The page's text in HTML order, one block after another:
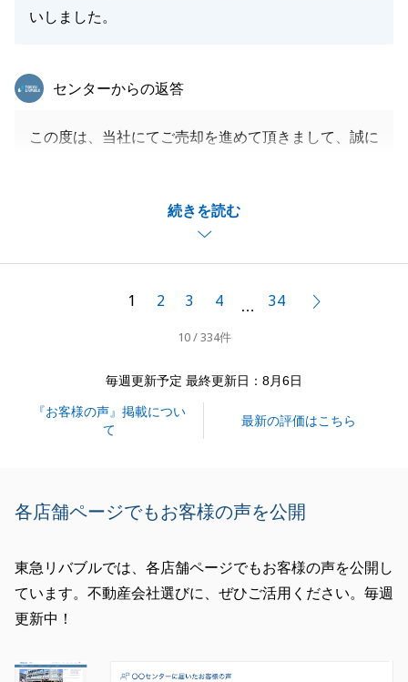
いしました。
続きを読む
東急リバブル
センターからの返答
この度は、当社にてご売却を進めて頂きまして、誠に
ますが、ご案内の時に綺麗な室内でお客様を迎えて頂
けたこと、大変感謝しております。
おかげで、ご紹介し、ご契約に至った買主様にも大変
もし、不動産に関するお悩み事がございましたら、ま
たご相談を頂けましたら嬉しいです。
1 2 3 4 … 34
10 / 334件
毎週更新予定 最終更新日：8月6日
『お客様の声』掲載につい
て
最新の評価はこちら
各店舗ページでもお客様の声を公開
東急リバブルでは、各店舗ページでもお客様の声を公開し
ています。不動産会社選びに、ぜひご活用ください。毎週
更新中！